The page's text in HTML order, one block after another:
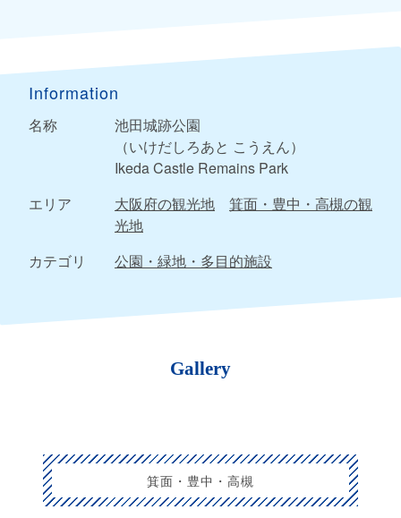
Information
名称
池田城跡公園
（いけだしろあと こうえん）
Ikeda Castle Remains Park
エリア
大阪府の観光地
箕面・豊中・高槻の観
光地
カテゴリ
公園・緑地・多目的施設
Gallery
箕面・豊中・高槻